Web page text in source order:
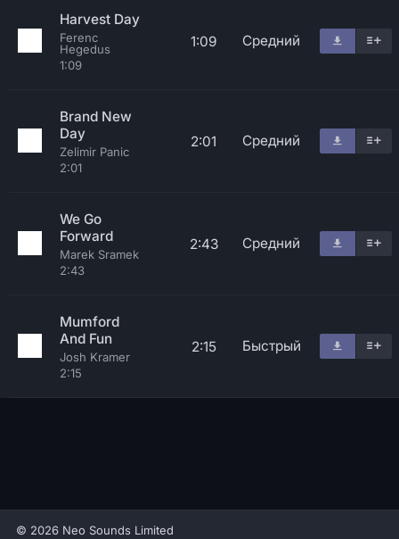
Harvest Day
Ferenc
Hegedus
1:09
1:09 Средний
Brand New
Day
Zelimir Panic
2:01
2:01 Средний
We Go
Forward
Marek Sramek
2:43
2:43 Средний
Mumford
And Fun
Josh Kramer
2:15
2:15 Быстрый
© 2026 Neo Sounds Limited